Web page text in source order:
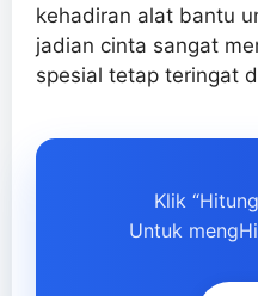
kehadiran alat bantu
jadian cinta sangat
spesial tetap teringat
Klik
Untuk